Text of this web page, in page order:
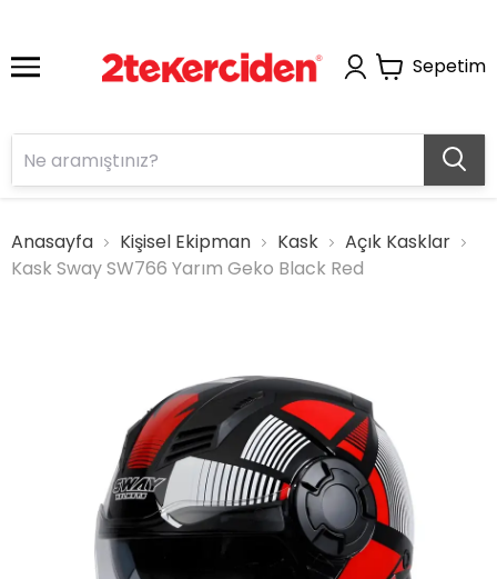
Sepetim
Anasayfa Kişisel Ekipman Kask
Açık Kasklar
Kask Sway SW766 Yarım Geko Black Red